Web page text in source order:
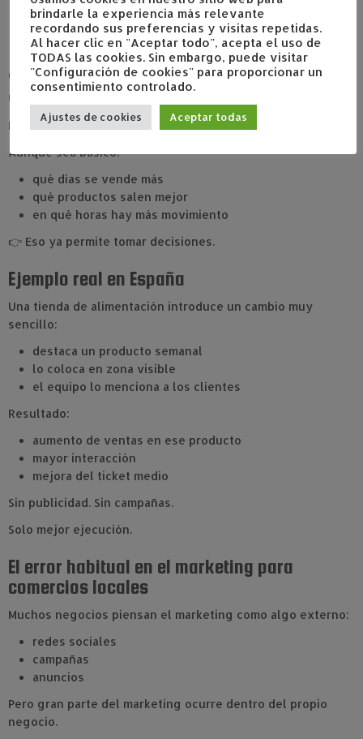
avisos de novedades
incentivos simples
contacto después de la compra
👉 Sin repetición, el crecimiento es limitado.
4. Observar datos sin herramientas complejas
El marketing para comercios locales también es análisis.
Aunque sea básico:
qué días se vende más
qué productos salen mejor
en qué horas hay más movimiento
👉 Eso ya permite tomar decisiones.
Ejemplo real en España
Una tienda de alimentación introduce un cambio muy
sencillo:
destaca un producto semanal
lo coloca en zona visible
el equipo lo menciona a los clientes
Resultado:
aumento de ventas en ese producto
mayor interacción
mejora del ticket medio
Sin publicidad. Sin campañas.
Solo mejor ejecución.
El error habitual en el marketing para
comercios locales
Muchos negocios piensan el marketing como algo externo:
redes sociales
campañas
anuncios
Pero gran parte del marketing ocurre dentro del propio
negocio.
brindarle la experiencia más relevante
recordando sus preferencias y visitas repetidas.
Al hacer clic en "Aceptar todo", acepta el uso de
TODAS las cookies. Sin embargo, puede visitar
"Configuración de cookies" para proporcionar un
consentimiento controlado.
Ajustes de cookies Aceptar todas